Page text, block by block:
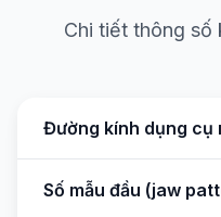
Chi tiết thông số
Đường kính dụng cụ
Số mẫu đầu (jaw